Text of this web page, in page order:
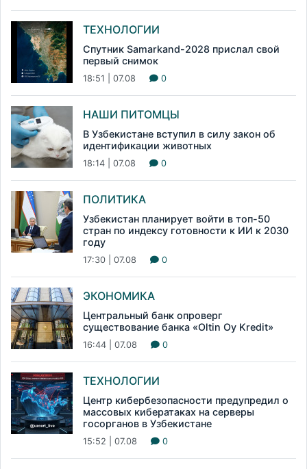
ТЕХНОЛОГИИ
Спутник Samarkand-2028 прислал свой
первый снимок
18:51 | 07.08 0
НАШИ ПИТОМЦЫ
В Узбекистане вступил в силу закон об
идентификации животных
18:14 | 07.08 0
ПОЛИТИКА
Узбекистан планирует войти в топ-50
стран по индексу готовности к ИИ к 2030
году
17:30 | 07.08 0
ЭКОНОМИКА
Центральный банк опроверг
существование банка «Oltin Oy Kredit»
16:44 | 07.08 0
ТЕХНОЛОГИИ
Центр кибербезопасности предупредил о
массовых кибератаках на серверы
госорганов в Узбекистане
15:52 | 07.08 0